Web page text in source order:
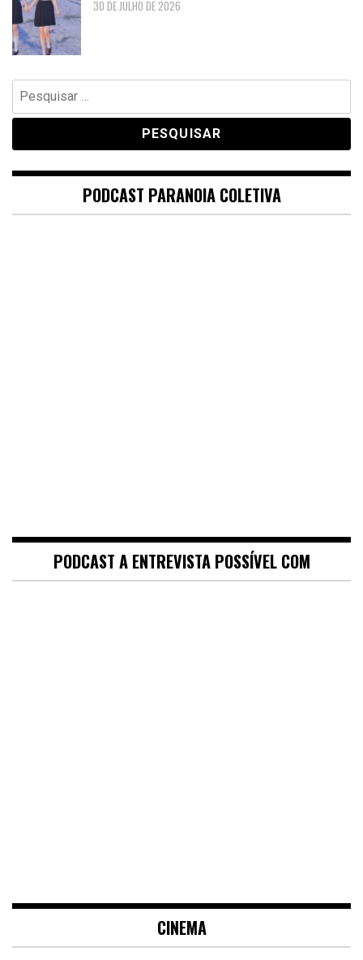
30 DE JULHO DE 2026
Pesquisar
por:
PODCAST PARANOIA COLETIVA
PODCAST A ENTREVISTA POSSÍVEL COM
CINEMA